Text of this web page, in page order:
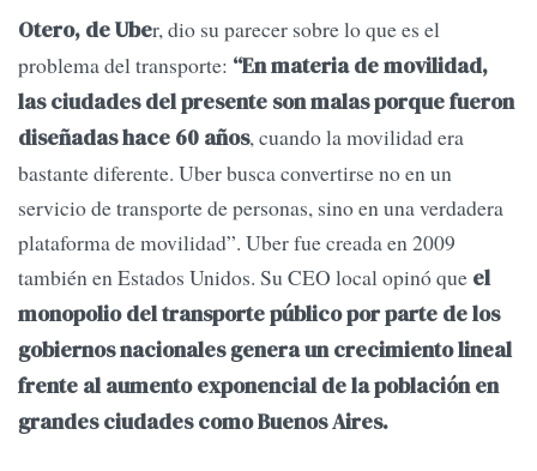
Otero, de Uber, dio su parecer sobre lo que es el
problema del transporte: “En materia de movilidad,
las ciudades del presente son malas porque fueron
diseñadas hace 60 años, cuando la movilidad era
bastante diferente. Uber busca convertirse no en un
servicio de transporte de personas, sino en una verdadera
plataforma de movilidad”. Uber fue creada en 2009
también en Estados Unidos. Su CEO local opinó que el
monopolio del transporte público por parte de los
gobiernos nacionales genera un crecimiento lineal
frente al aumento exponencial de la población en
grandes ciudades como Buenos Aires.